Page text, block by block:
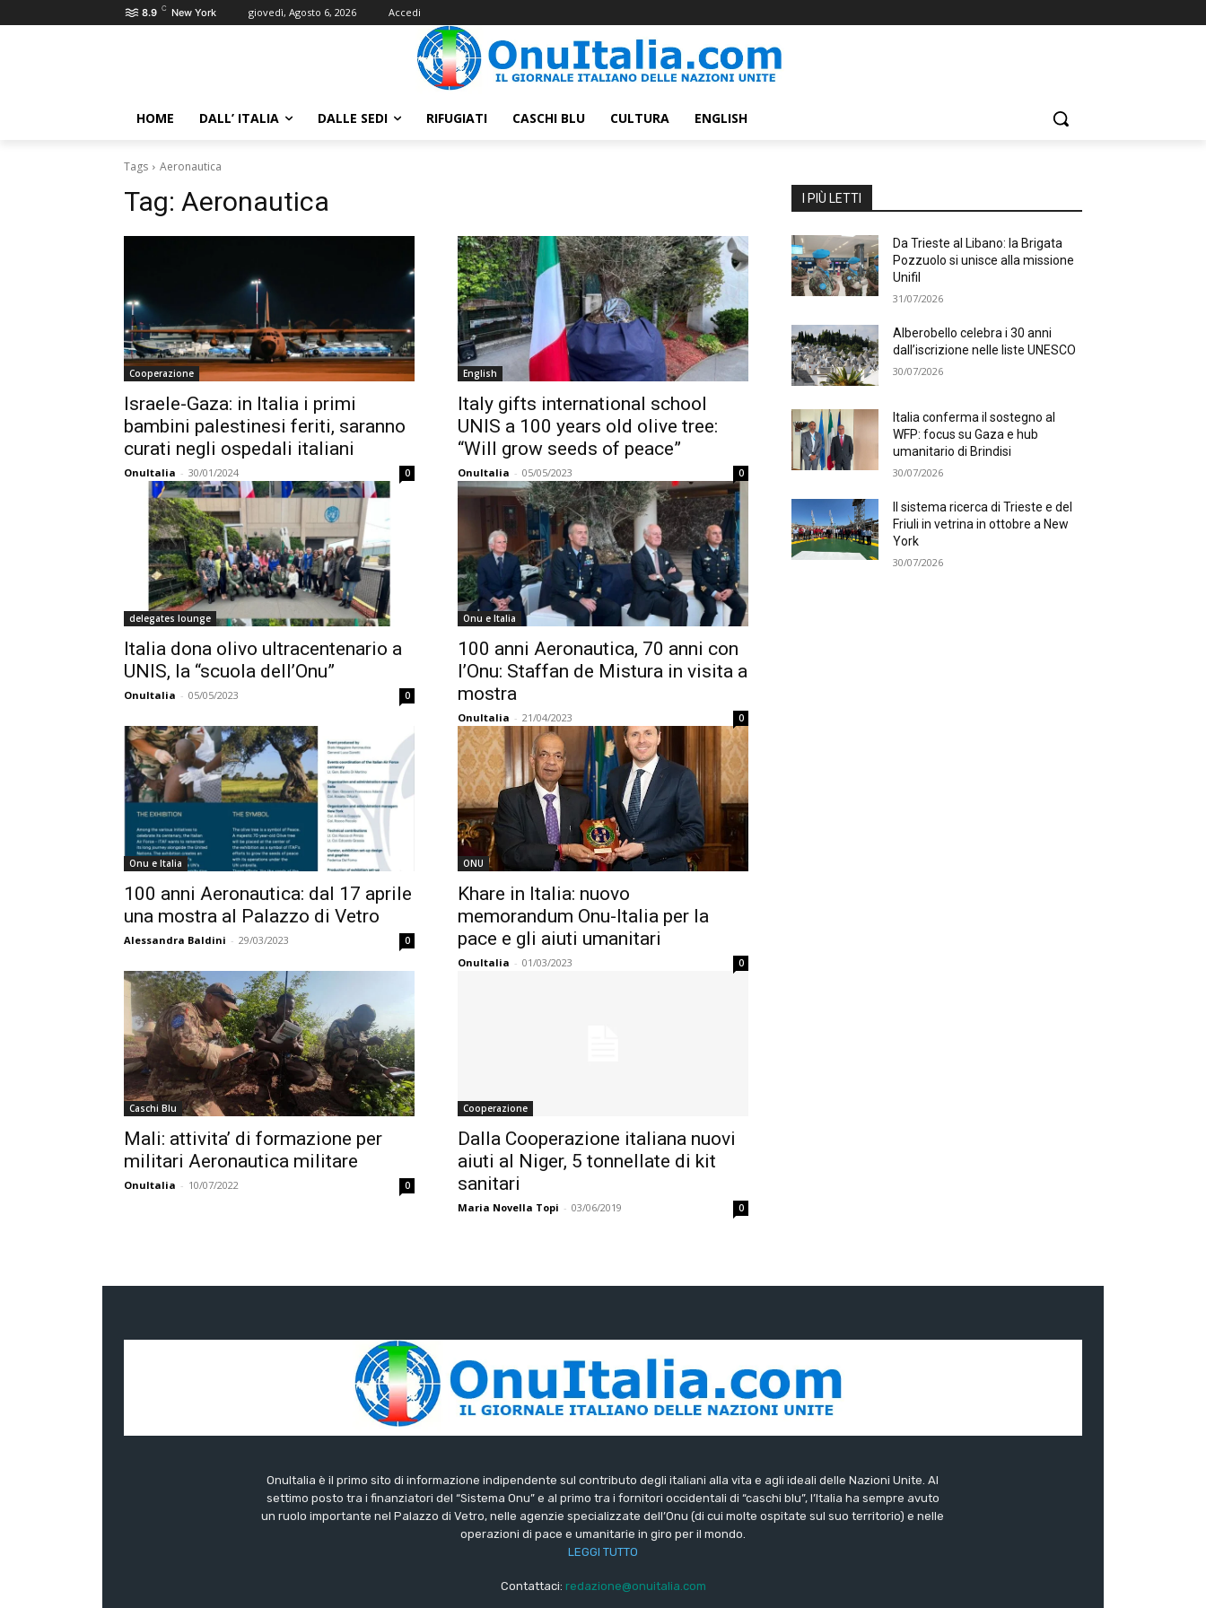
8.9 C New York giovedì, Agosto 6, 2026 Accedi
HOME DALL’ ITALIA DALLE SEDI RIFUGIATI CASCHI BLU CULTURA ENGLISH
Tags Aeronautica
Tag: Aeronautica
Cooperazione
Israele-Gaza: in Italia i primi
bambini palestinesi feriti, saranno
curati negli ospedali italiani
OnuItalia - 30/01/2024 0
English
Italy gifts international school
UNIS a 100 years old olive tree:
“Will grow seeds of peace”
OnuItalia - 05/05/2023 0
delegates lounge
Italia dona olivo ultracentenario a
UNIS, la “scuola dell’Onu”
OnuItalia - 05/05/2023 0
Onu e Italia
100 anni Aeronautica, 70 anni con
l’Onu: Staffan de Mistura in visita a
mostra
OnuItalia - 21/04/2023 0
Onu e Italia
100 anni Aeronautica: dal 17 aprile
una mostra al Palazzo di Vetro
Alessandra Baldini - 29/03/2023 0
ONU
Khare in Italia: nuovo
memorandum Onu-Italia per la
pace e gli aiuti umanitari
OnuItalia - 01/03/2023 0
Caschi Blu
Mali: attivita’ di formazione per
militari Aeronautica militare
OnuItalia - 10/07/2022 0
Cooperazione
Dalla Cooperazione italiana nuovi
aiuti al Niger, 5 tonnellate di kit
sanitari
Maria Novella Topi - 03/06/2019 0
I PIÙ LETTI
Da Trieste al Libano: la Brigata
Pozzuolo si unisce alla missione
Unifil
31/07/2026
Alberobello celebra i 30 anni
dall’iscrizione nelle liste UNESCO
30/07/2026
Italia conferma il sostegno al
WFP: focus su Gaza e hub
umanitario di Brindisi
30/07/2026
Il sistema ricerca di Trieste e del
Friuli in vetrina in ottobre a New
York
30/07/2026
OnuItalia è il primo sito di informazione indipendente sul contributo degli italiani alla vita e agli ideali delle Nazioni Unite. Al
settimo posto tra i finanziatori del “Sistema Onu” e al primo tra i fornitori occidentali di “caschi blu”, l’Italia ha sempre avuto
un ruolo importante nel Palazzo di Vetro, nelle agenzie specializzate dell’Onu (di cui molte ospitate sul suo territorio) e nelle
operazioni di pace e umanitarie in giro per il mondo.
LEGGI TUTTO
Contattaci: redazione@onuitalia.com